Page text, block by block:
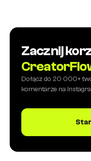
Zacznij
Dołącz do 20 000+
komentarze na